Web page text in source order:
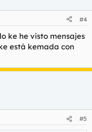
#4
ke he visto mensajes
está kemada con
#5